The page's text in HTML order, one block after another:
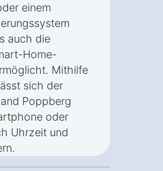
einem
auch die
Home-
Mithilfe
sich der
Poppberg
oder
Uhrzeit und